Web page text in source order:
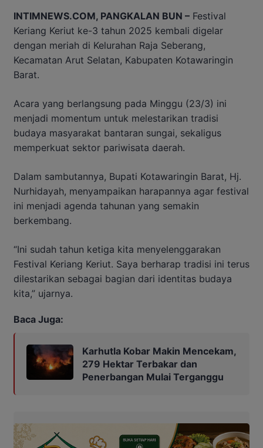
INTIMNEWS.COM, PANGKALAN BUN – Festival
Keriang Keriut ke-3 tahun 2025 kembali digelar
dengan meriah di Kelurahan Raja Seberang,
Kecamatan Arut Selatan, Kabupaten Kotawaringin
Barat.
Acara yang berlangsung pada Minggu (23/3) ini
menjadi momentum untuk melestarikan tradisi
budaya masyarakat bantaran sungai, sekaligus
memperkuat sektor pariwisata daerah.
Dalam sambutannya, Bupati Kotawaringin Barat, Hj.
Nurhidayah, menyampaikan harapannya agar festival
ini menjadi agenda tahunan yang semakin
berkembang.
“Ini sudah tahun ketiga kita menyelenggarakan
Festival Keriang Keriut. Saya berharap tradisi ini terus
dilestarikan sebagai bagian dari identitas budaya
kita,” ujarnya.
Baca Juga:
Karhutla Kobar Makin Mencekam,
279 Hektar Terbakar dan
Penerbangan Mulai Terganggu